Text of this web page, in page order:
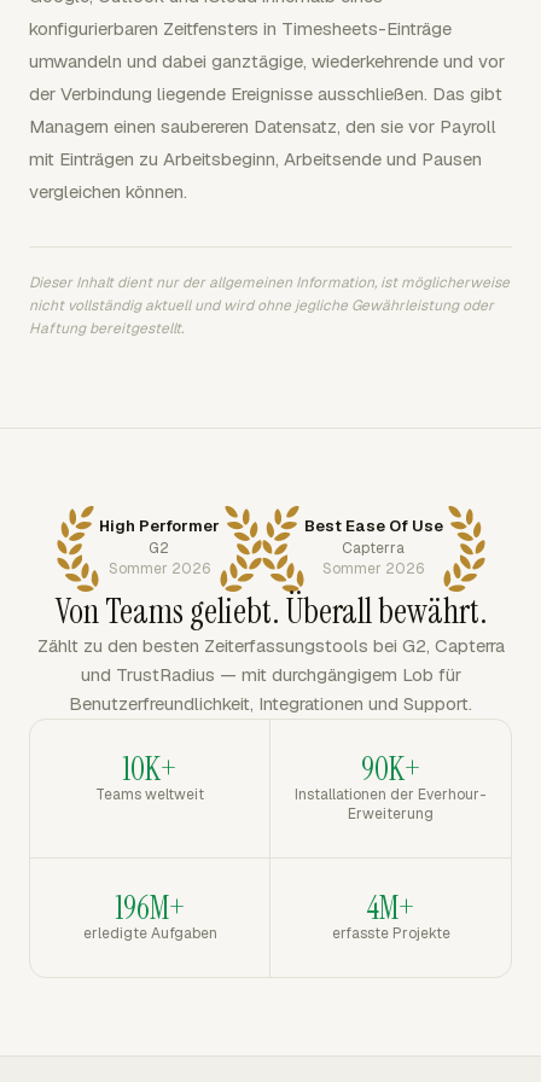
konfigurierbaren Zeitfensters in Timesheets-Einträge
umwandeln und dabei ganztägige, wiederkehrende und vor
der Verbindung liegende Ereignisse ausschließen. Das gibt
Managern einen saubereren Datensatz, den sie vor Payroll
mit Einträgen zu Arbeitsbeginn, Arbeitsende und Pausen
vergleichen können.
Dieser Inhalt dient nur der allgemeinen Information, ist möglicherweise
nicht vollständig aktuell und wird ohne jegliche Gewährleistung oder
Haftung bereitgestellt.
High Performer
G2
Sommer 2026
Best Ease Of Use
Capterra
Sommer 2026
Von Teams geliebt. Überall bewährt.
Zählt zu den besten Zeiterfassungstools bei G2, Capterra
und TrustRadius — mit durchgängigem Lob für
Benutzerfreundlichkeit, Integrationen und Support.
10K+
Teams weltweit
90K+
Installationen der Everhour-
Erweiterung
196M+
erledigte Aufgaben
4M+
erfasste Projekte